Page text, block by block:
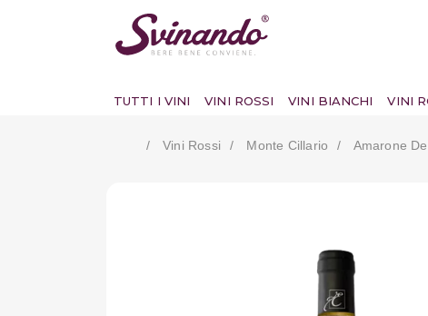
TUTTI I VINI VINI ROSSI VINI BIANCHI VINI
Vini Rossi Monte Cillario Amarone